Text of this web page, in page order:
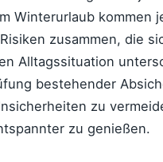
Winterurlaub kommen
zusammen, die
Alltagssituation
bestehender
zu
zu genießen.